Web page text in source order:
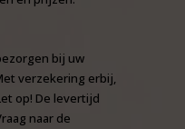
bij uw
verzekering erbij,
op! De levertijd
naar de